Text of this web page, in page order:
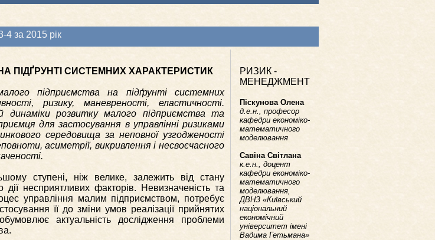
4 за 2015 рік
ПІДҐРУНТІ СИСТЕМНИХ ХАРАКТЕРИСТИК
підприємства на підґрунті системних
ризику, маневреності, еластичності.
розвитку малого підприємства та
для застосування в управлінні ризиками
середовища за неповної узгодженості
асиметрії, викривлення і несвоєчасного
ступені, ніж велике, залежить від стану
несприятливих факторів. Невизначеність та
управління малим підприємством, потребує
її до зміни умов реалізації прийнятих
актуальність дослідження проблеми
РИЗИК -
МЕНЕДЖМЕНТ
Піскунова Олена
д.е.н., професор
кафедри економіко-
математичного
моделювання
Савіна Світлана
к.е.н., доцент
кафедри економіко-
математичного
моделювання,
ДВНЗ «Київський
національний
економічний
університет імені
Вадима Гетьмана»